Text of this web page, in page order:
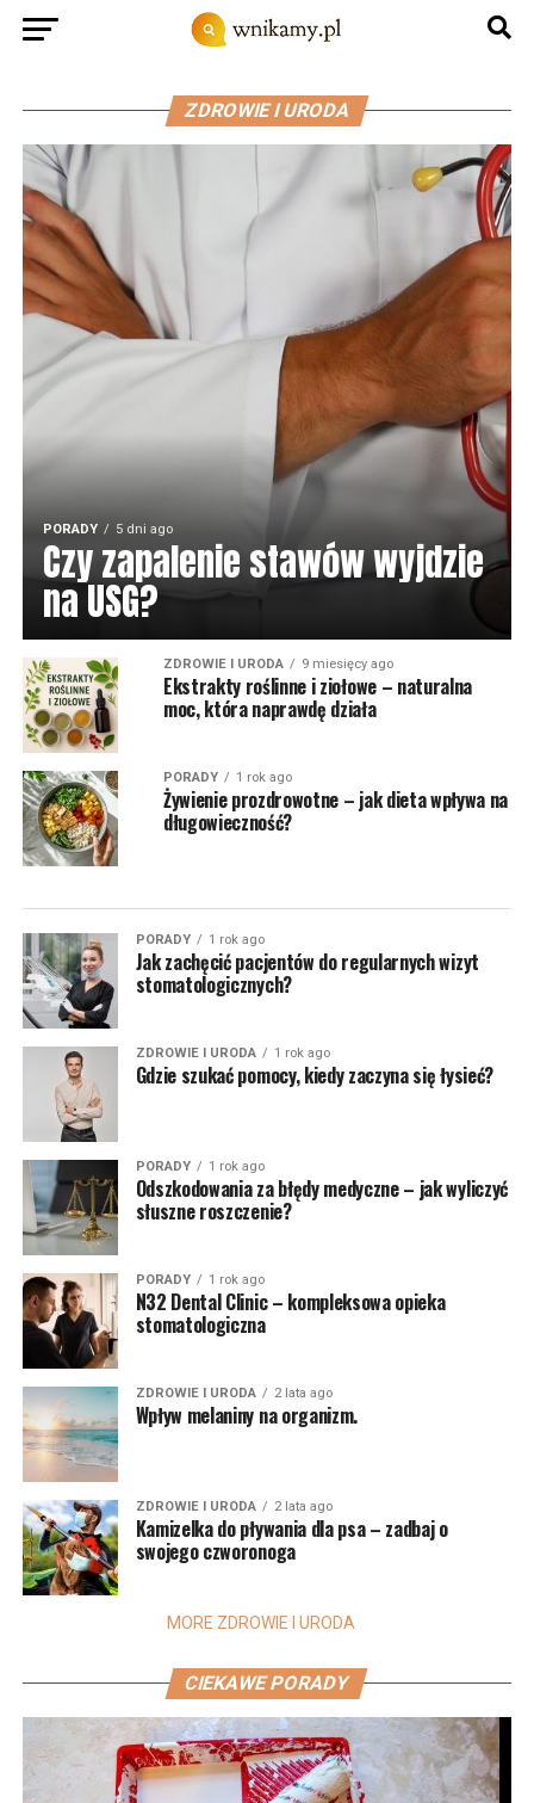
ZDROWIE I URODA
PORADY 5 dni ago
Czy zapalenie stawów wyjdzie
na USG?
ZDROWIE I URODA 9 miesięcy ago
Ekstrakty roślinne i ziołowe – naturalna
moc, która naprawdę działa
PORADY 1 rok ago
Żywienie prozdrowotne – jak dieta wpływa na
długowieczność?
PORADY 1 rok ago
Jak zachęcić pacjentów do regularnych wizyt
stomatologicznych?
ZDROWIE I URODA 1 rok ago
Gdzie szukać pomocy, kiedy zaczyna się łysieć?
PORADY 1 rok ago
Odszkodowania za błędy medyczne – jak wyliczyć
słuszne roszczenie?
PORADY 1 rok ago
N32 Dental Clinic – kompleksowa opieka
stomatologiczna
ZDROWIE I URODA 2 lata ago
Wpływ melaniny na organizm.
ZDROWIE I URODA 2 lata ago
Kamizelka do pływania dla psa – zadbaj o
swojego czworonoga
MORE ZDROWIE I URODA
CIEKAWE PORADY